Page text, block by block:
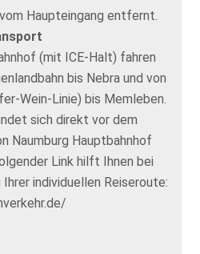
Haupteingang entfernt.
(mit ICE-Halt) fahren
bis Nebra und von
Wein-Linie) bis Memleben.
sich direkt vor dem
Naumburg Hauptbahnhof
Link hilft Ihnen bei
individuellen Reiseroute: